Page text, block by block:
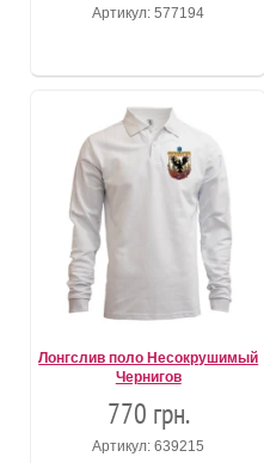
Артикул: 577194
Лонгслив поло Несокрушимый
Чернигов
770 грн.
Артикул: 639215